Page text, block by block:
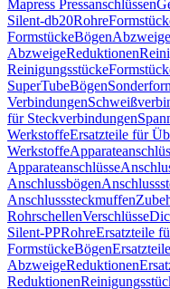
Mapress Pressanschlüssen
Silent-db20Rohre
FormstückeBögenAbzweige
AbzweigeReduktionen
Reinigungsstücke
SuperTubeBögen
Verbindungen
für Steckverbindungen
WerkstoffeErsatzteile für
Werkstoffe
Apparateanschlüsse
Anschlussbögen
Anschlusssteckmuffen
RohrschellenVerschlüsse
Silent-PPRohreErsatzteile
FormstückeBögen
AbzweigeReduktionen
Reduktionen